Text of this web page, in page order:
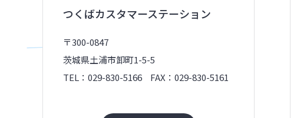
つくばカスタマーステーション
〒300-0847
茨城県土浦市卸町1-5-5
TEL：029-830-5166
FAX：029-830-5161